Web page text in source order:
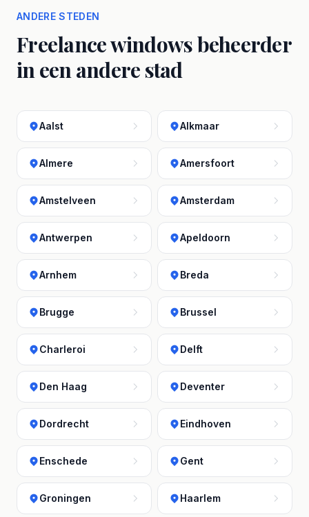
ANDERE STEDEN
Freelance windows beheerder
in een andere stad
Aalst Alkmaar
Almere Amersfoort
Amstelveen Amsterdam
Antwerpen Apeldoorn
Arnhem Breda
Brugge Brussel
Charleroi Delft
Den Haag Deventer
Dordrecht Eindhoven
Enschede Gent
Groningen Haarlem